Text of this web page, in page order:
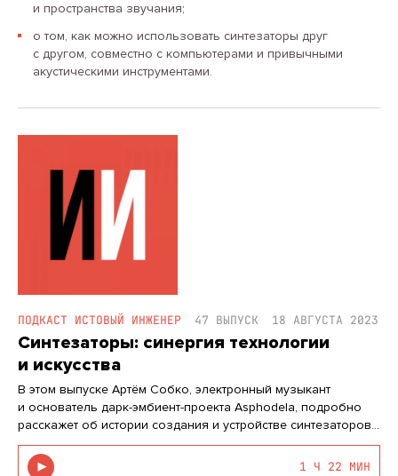
и пространства звучания;
о том, как можно использовать синтезаторы друг
с другом, совместно с компьютерами и привычными
акустическими инструментами.
ПОДКАСТ ИСТОВЫЙ ИНЖЕНЕР 47 ВЫПУСК 18 АВГУСТА 2023
Синтезаторы: синергия технологии
и искусства
В этом выпуске Артём Собко, электронный музыкант
и основатель дарк-эмбиент-проекта Asphodela, подробно
расскажет об истории создания и устройстве синтезаторов.
Мы поговорим о возможностях применения этого
инструмента, типах синтеза звука и способах
1 Ч 22 МИН